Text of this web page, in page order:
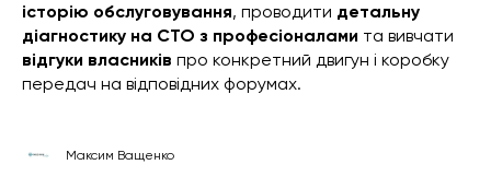
історію обслуговування, проводити детальну
діагностику на СТО з професіоналами та вивчати
відгуки власників про конкретний двигун і коробку
передач на відповідних форумах.
Максим Ващенко